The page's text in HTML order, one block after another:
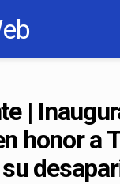
|
honor a